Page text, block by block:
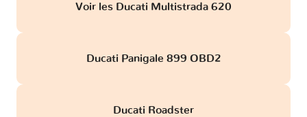
Voir les Ducati Multistrada 620
Ducati Panigale 899 OBD2
Ducati Roadster